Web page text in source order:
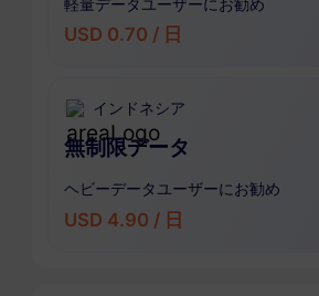
USD 0.70 / 日
インドネシア
無制限データ
ヘビーデータユーザーにお勧め
USD 4.90 / 日